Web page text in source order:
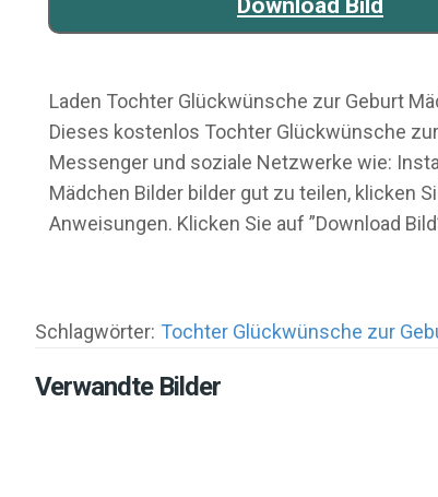
Download Bild
Laden Tochter Glückwünsche zur Geburt
Dieses kostenlos Tochter Glückwünsche
Messenger und soziale Netzwerke wie:
Mädchen Bilder bilder gut zu teilen, klicken
Anweisungen. Klicken Sie auf ”Download
Schlagwörter: Tochter Glückwünsche zur
Verwandte Bilder